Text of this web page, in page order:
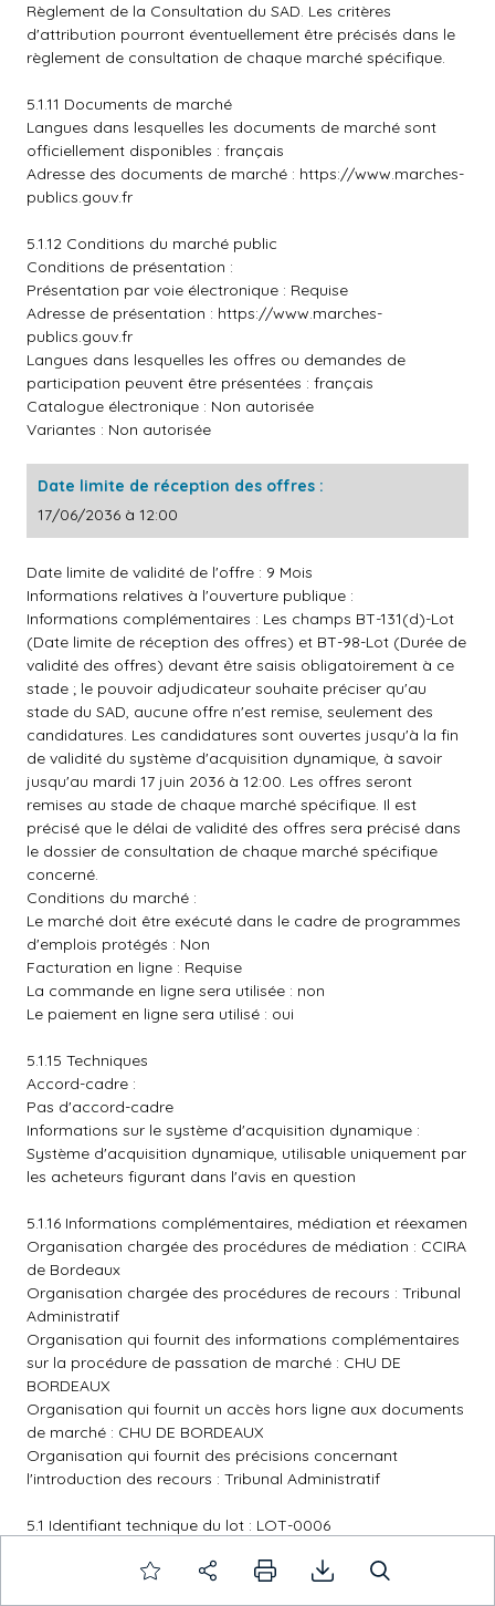
Règlement de la Consultation du SAD. Les critères
d'attribution pourront éventuellement être précisés dans le
règlement de consultation de chaque marché spécifique.
5.1.11 Documents de marché
Langues dans lesquelles les documents de marché sont
officiellement disponibles : français
Adresse des documents de marché : https://www.marches-
publics.gouv.fr
5.1.12 Conditions du marché public
Conditions de présentation :
Présentation par voie électronique : Requise
Adresse de présentation : https://www.marches-
publics.gouv.fr
Langues dans lesquelles les offres ou demandes de
participation peuvent être présentées : français
Catalogue électronique : Non autorisée
Variantes : Non autorisée
Date limite de réception des offres :
17/06/2036 à 12:00
Date limite de validité de l'offre : 9 Mois
Informations relatives à l'ouverture publique :
Informations complémentaires : Les champs BT-131(d)-Lot
(Date limite de réception des offres) et BT-98-Lot (Durée de
validité des offres) devant être saisis obligatoirement à ce
stade ; le pouvoir adjudicateur souhaite préciser qu'au
stade du SAD, aucune offre n'est remise, seulement des
candidatures. Les candidatures sont ouvertes jusqu'à la fin
de validité du système d'acquisition dynamique, à savoir
jusqu'au mardi 17 juin 2036 à 12:00. Les offres seront
remises au stade de chaque marché spécifique. Il est
précisé que le délai de validité des offres sera précisé dans
le dossier de consultation de chaque marché spécifique
concerné.
Conditions du marché :
Le marché doit être exécuté dans le cadre de programmes
d'emplois protégés : Non
Facturation en ligne : Requise
La commande en ligne sera utilisée : non
Le paiement en ligne sera utilisé : oui
5.1.15 Techniques
Accord-cadre :
Pas d'accord-cadre
Informations sur le système d'acquisition dynamique :
Système d'acquisition dynamique, utilisable uniquement par
les acheteurs figurant dans l'avis en question
5.1.16 Informations complémentaires, médiation et réexamen
Organisation chargée des procédures de médiation : CCIRA
de Bordeaux
Organisation chargée des procédures de recours : Tribunal
Administratif
Organisation qui fournit des informations complémentaires
sur la procédure de passation de marché : CHU DE
BORDEAUX
Organisation qui fournit un accès hors ligne aux documents
de marché : CHU DE BORDEAUX
Organisation qui fournit des précisions concernant
l'introduction des recours : Tribunal Administratif
5.1 Identifiant technique du lot : LOT-0006
Description : La présente catégorie concerne l'achat